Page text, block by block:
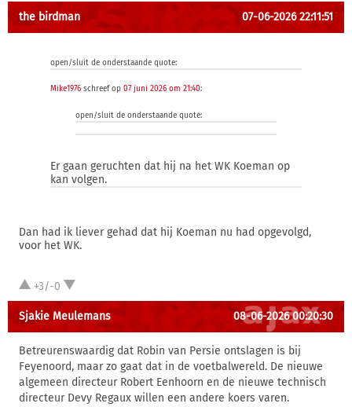
the birdman 07-06-2026 22:11:51
open/sluit de onderstaande quote:
Mike1976 schreef op 07 juni 2026 om 21:40:
open/sluit de onderstaande quote:
Er gaan geruchten dat hij na het WK Koeman op
kan volgen.
Dan had ik liever gehad dat hij Koeman nu had opgevolgd,
voor het WK.
+3/-0
Sjakie Meulemans 08-06-2026 00:20:30
Betreurenswaardig dat Robin van Persie ontslagen is bij
Feyenoord, maar zo gaat dat in de voetbalwereld. De nieuwe
algemeen directeur Robert Eenhoorn en de nieuwe technisch
directeur Devy Regaux willen een andere koers varen.